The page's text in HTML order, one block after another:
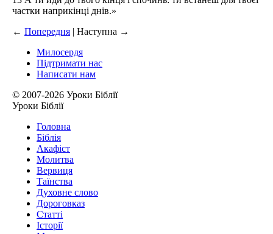
частки наприкінці днів.»
← Попередня | Наступна →
Милосердя
Підтримати нас
Написати нам
© 2007-2026 Уроки Біблії
Уроки Біблії
Головна
Біблія
Акафіст
Молитва
Вервиця
Таїнства
Духовне слово
Дороговказ
Cтатті
Історії